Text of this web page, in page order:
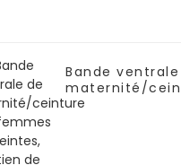
Bande
maternité/
pour femmes